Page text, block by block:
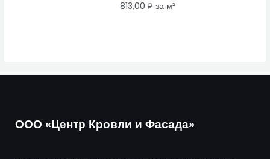
813,00 ₽ за м²
ООО «Центр Кровли и Фасада»